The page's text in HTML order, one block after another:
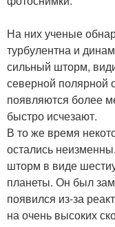
На них ученые
турбулентна и
сильный шторм,
северной полярной
появляются более
быстро исчезают.
В то же время
остались
шторм в виде
планеты. Он был
появился из-за
на очень высоких